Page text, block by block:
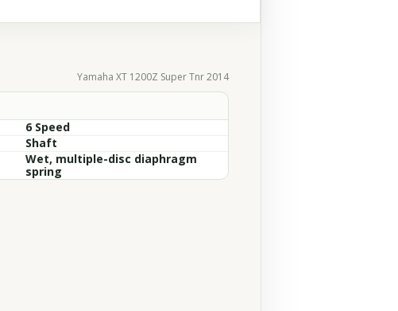
Yamaha XT 1200Z Super Tnr 2014
6 Speed
Shaft
Wet, multiple-disc diaphragm
spring